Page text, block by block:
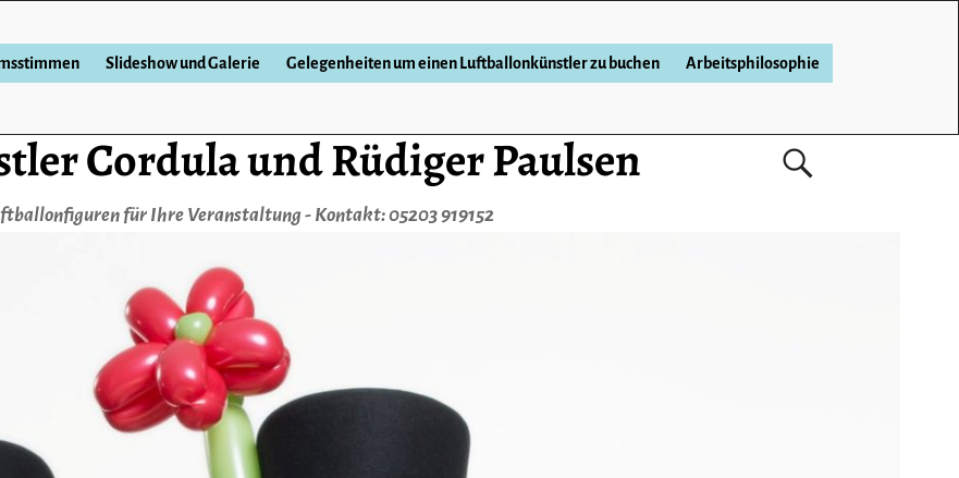
Cordula und Rüdiger Paulsen
für Ihre Veranstaltung - Kontakt: 05203 919152
Slideshow und Galerie Gelegenheiten um einen Luftballonkünstler zu buchen Arbeitsphilosophie